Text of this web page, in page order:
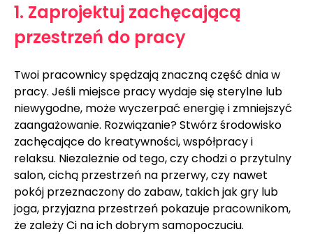
1. Zaprojektuj zachęcającą
przestrzeń do pracy
Twoi pracownicy spędzają znaczną część dnia w
pracy. Jeśli miejsce pracy wydaje się sterylne lub
niewygodne, może wyczerpać energię i zmniejszyć
zaangażowanie. Rozwiązanie? Stwórz środowisko
zachęcające do kreatywności, współpracy i
relaksu. Niezależnie od tego, czy chodzi o przytulny
salon, cichą przestrzeń na przerwy, czy nawet
pokój przeznaczony do zabaw, takich jak gry lub
joga, przyjazna przestrzeń pokazuje pracownikom,
że zależy Ci na ich dobrym samopoczuciu.